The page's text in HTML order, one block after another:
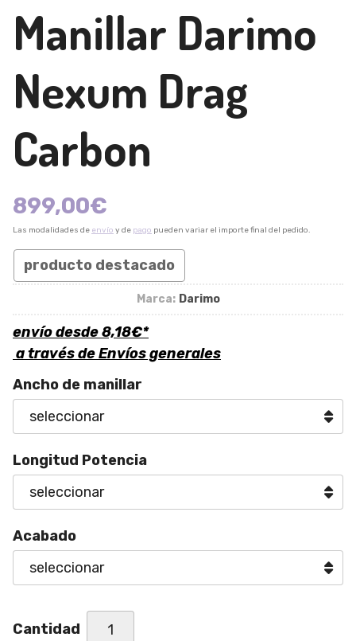
Manillar Darimo
Nexum Drag
Carbon
899,00€
Las modalidades de envío y de pago pueden variar el importe final del pedido.
producto destacado
Marca: Darimo
envío desde8,18€*
a través deEnvíos generales
Ancho de manillar
Longitud Potencia
Acabado
Cantidad